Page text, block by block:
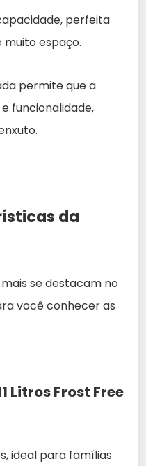
perfeita
espaço.
permite que a
funcionalidade,
da
se destacam no
você conhecer as
Litros Frost Free
ideal para famílias